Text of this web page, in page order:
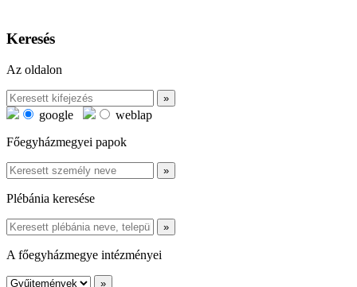
Keresés
Az oldalon
google
weblap
Főegyházmegyei papok
Plébánia keresése
A főegyházmegye intézményei